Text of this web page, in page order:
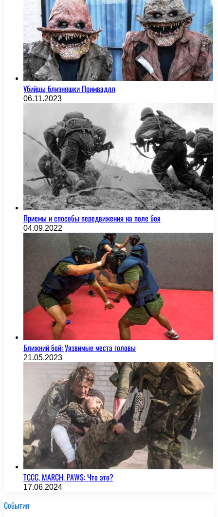
Убийцы близняшки Примвадлл
06.11.2023
Приемы и способы передвижения на поле боя
04.09.2022
Ближний бой: Уязвимые места головы
21.05.2023
TCCC, MARCH, PAWS: Что это?
17.06.2024
События